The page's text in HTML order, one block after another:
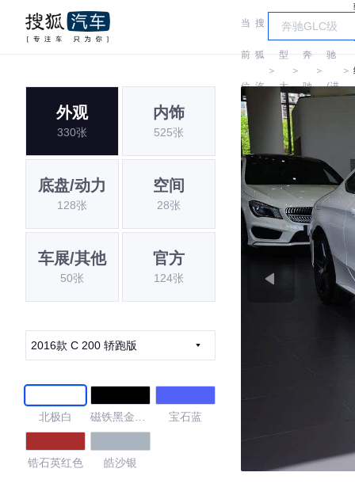
当
前
位
置:
搜
狐
汽
＞
车
型
大
全
＞
奔
驰
＞
奔
驰
(进
＞
外观
330张
内饰
525张
底盘/动力
128张
空间
28张
车展/其他
50张
官方
124张
2016款 C 200 轿跑版
北极白
磁铁黑金属
宝石蓝
锆石英红色 皓沙银